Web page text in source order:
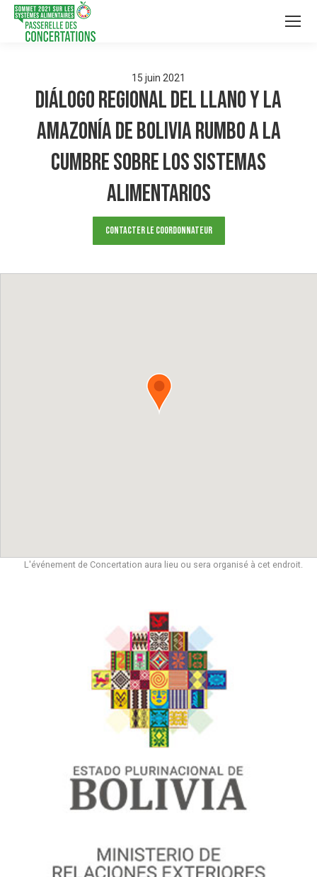
15 juin 2021
Diálogo Regional del Llano y la
Amazonía de Bolivia rumbo a la
Cumbre sobre los Sistemas
Alimentarios
Contacter le Coordonnateur
L'événement de Concertation aura lieu ou sera organisé à cet endroit.